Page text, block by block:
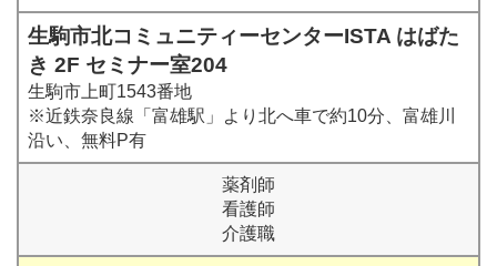
生駒市北コミュニティーセンターISTA はばた
き 2F セミナー室204
生駒市上町1543番地
※近鉄奈良線「富雄駅」より北へ車で約10分、富雄川
沿い、無料P有
薬剤師
看護師
介護職